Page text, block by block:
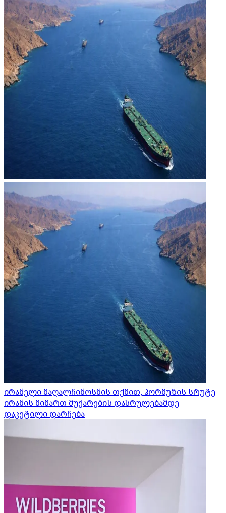
ირანელი მაღალჩინოსნის თქმით, ჰორმუზის სრუტე
ირანის მიმართ მუქარების დასრულებამდე
დაკეტილი დარჩება